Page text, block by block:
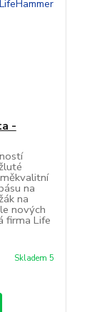
-
na
na
nových
firma Life
Skladem 5